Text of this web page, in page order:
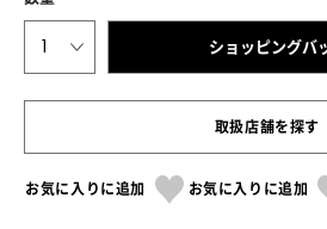
1 ショッピングバ
取扱店舗を探す
お気に入りに追加 お気に入りに追加